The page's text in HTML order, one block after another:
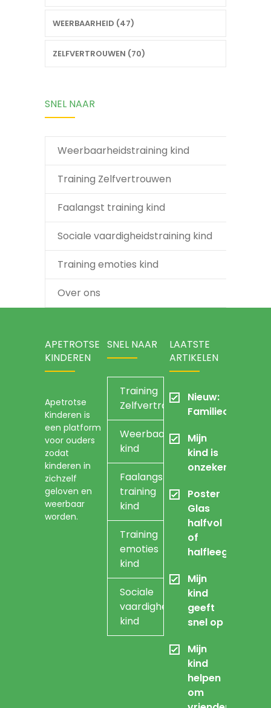
WEERBAARHEID (47)
ZELFVERTROUWEN (70)
SNEL NAAR
Weerbaarheidstraining kind
Training Zelfvertrouwen
Faalangst training kind
Sociale vaardigheidstraining kind
Training emoties kind
Over ons
APETROTSE
KINDEREN
Apetrotse
Kinderen is
een platform
voor ouders
zodat
kinderen in
zichzelf
geloven en
weerbaar
worden.
SNEL NAAR
Training
Zelfvertrouwen
Weerbaarheidstraining
kind
Faalangst
training
kind
Training
emoties
kind
Sociale
vaardigheidstraining
kind
LAATSTE
ARTIKELEN
Nieuw:
Mijn
kind is
onzeker
Poster
Glas
halfvol
of
halfleeg
Mijn
kind
geeft
snel op
Mijn
kind
helpen
om